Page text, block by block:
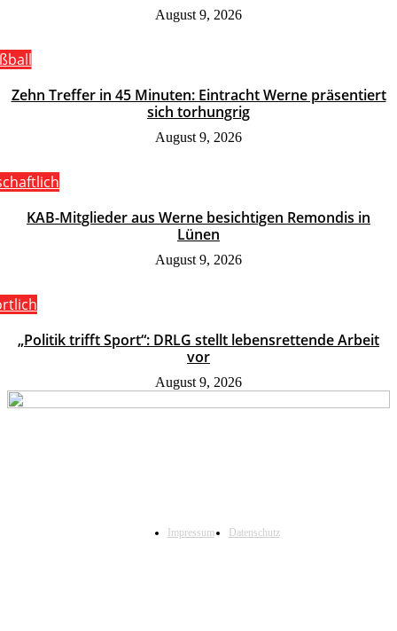
August 9, 2026
Zehn Treffer in 45 Minuten: Eintracht Werne präsentiert
sich torhungrig
August 9, 2026
KAB-Mitglieder aus Werne besichtigen Remondis in
Lünen
August 9, 2026
„Politik trifft Sport“: DRLG stellt lebensrettende Arbeit
vor
August 9, 2026
Impressum Datenschutz